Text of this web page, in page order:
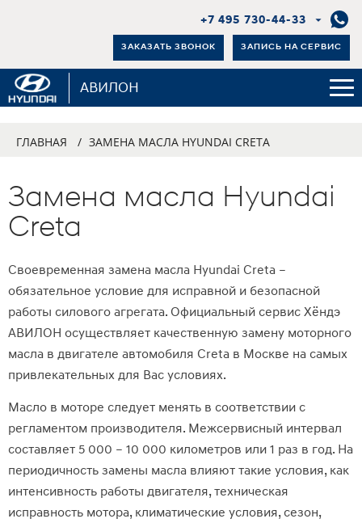
+7 495 730-44-33
ЗАКАЗАТЬ ЗВОНОК ЗАПИСЬ НА СЕРВИС
АВИЛОН
ГЛАВНАЯ / ЗАМЕНА МАСЛА HYUNDAI CRETA
Замена масла Hyundai
Creta
Своевременная замена масла Hyundai Creta –
обязательное условие для исправной и безопасной
работы силового агрегата. Официальный сервис Хёндэ
АВИЛОН осуществляет качественную замену моторного
масла в двигателе автомобиля Creta в Москве на самых
привлекательных для Вас условиях.
Масло в моторе следует менять в соответствии с
регламентом производителя. Межсервисный интервал
составляет 5 000 – 10 000 километров или 1 раз в год. На
периодичность замены масла влияют такие условия, как
интенсивность работы двигателя, техническая
исправность мотора, климатические условия, сезон,